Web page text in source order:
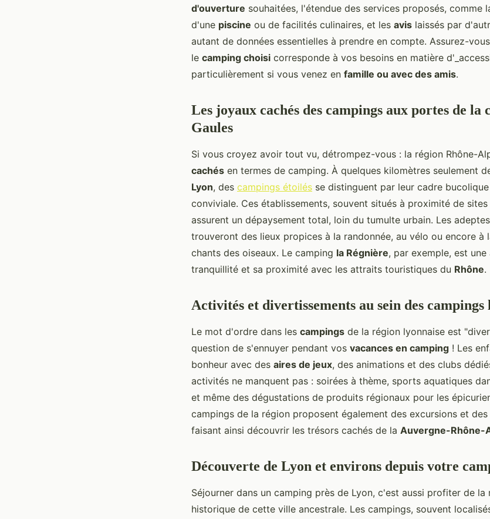
d'ouverture souhaitées, l'étendue des services proposés, comme
d'une piscine ou de facilités culinaires, et les avis laissés par
autant de données essentielles à prendre en compte. Assurez-
le camping choisi corresponde à vos besoins en matière
particulièrement si vous venez en famille ou avec des amis.
Les joyaux cachés des campings aux portes de la
Gaules
Si vous croyez avoir tout vu, détrompez-vous : la région Rhône-
cachés en termes de camping. À quelques kilomètres seulement
Lyon, des campings étoilés se distinguent par leur cadre
conviviale. Ces établissements, souvent situés à proximité de
assurent un dépaysement total, loin du tumulte urbain. Les
trouveront des lieux propices à la randonnée, au vélo ou encore à
chants des oiseaux. Le camping la Régnière, par exemple, est
tranquillité et sa proximité avec les attraits touristiques du Rhône.
Activités et divertissements au sein des campings
Le mot d'ordre dans les campings de la région lyonnaise est
question de s'ennuyer pendant vos vacances en camping ! Les
bonheur avec des aires de jeux, des animations et des clubs
activités ne manquent pas : soirées à thème, sports aquatiques
et même des dégustations de produits régionaux pour les
campings de la région proposent également des excursions et
faisant ainsi découvrir les trésors cachés de la Auvergne-Rhône-
Découverte de Lyon et environs depuis votre
Séjourner dans un camping près de Lyon, c'est aussi profiter de la
historique de cette ville ancestrale. Les campings, souvent